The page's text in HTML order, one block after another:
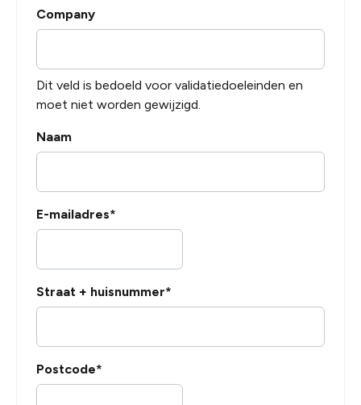
Company
Dit veld is bedoeld voor validatiedoeleinden en
moet niet worden gewijzigd.
Naam
E-mailadres
Straat + huisnummer
Postcode